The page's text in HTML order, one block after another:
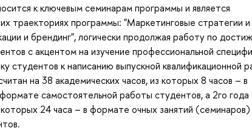
к ключевым семинарам программы и является
траекториях программы: "Маркетинговые стратегии и
и брендинг", логически продолжая работу по
с акцентом на изучение профессиональной
студентов к написанию выпускной квалификационной
на 38 академических часов, из которых 8 часов – в
самостоятельной работы студентов, а 2го года
24 часа – в формате очных занятий